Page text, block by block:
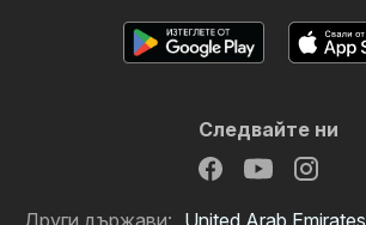
Следвайте ни
Други държави: United Arab Emirates